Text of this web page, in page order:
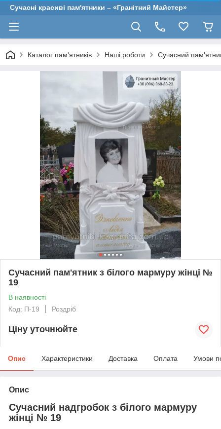
Сучасні красиві пам'ятники – «Гранітний Майстер»
Каталог пам'ятників Наші роботи Сучасний
Сучасний пам'ятник з білого мармуру жінці №
19
В наявності
Код: П-19
Роздріб
Ціну уточнюйте
Опис Характеристики Доставка Оплата Умови
Опис
Сучасний надгробок з білого мармуру
жінці № 19